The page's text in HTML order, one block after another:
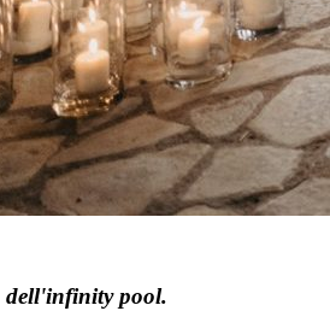
dell'infinity pool.